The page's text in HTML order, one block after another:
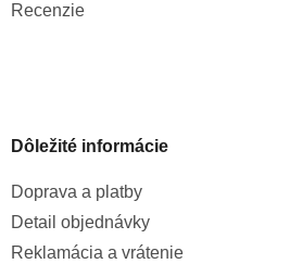
Recenzie
Dôležité informácie
Doprava a platby
Detail objednávky
Reklamácia a vrátenie